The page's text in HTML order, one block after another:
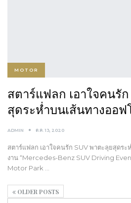
MOTOR
สตาร์แฟลก เอาใจคนรั
สุดระห่ำบนเส้นทางออ
ADMIN ต.ค. 13, 2020
สตาร์แฟลก เอาใจคนรัก SUV พาตะลุยสุดระ
งาน “Mercedes-Benz SUV Driving
Motor Park …
OLDER POSTS